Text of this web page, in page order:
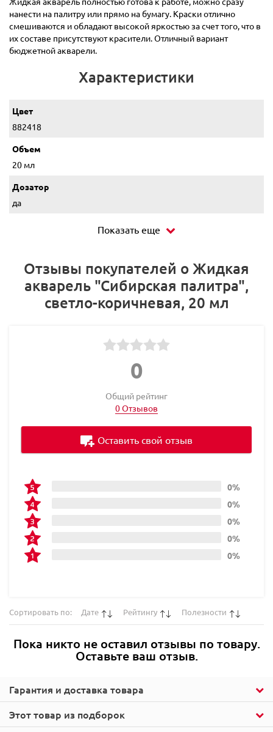
нанести на палитру или прямо на бумагу. Краски отлично
смешиваются и обладают высокой яркостью за счет того, что в
их составе присутствуют красители. Отличный вариант
бюджетной акварели.
Характеристики
Цвет
882418
Объем
20 мл
Дозатор
да
Показать еще
Этот товар из подборок
Гарантия и доставка товара
Отзывы покупателей о Жидкая
акварель "Сибирская палитра",
светло-коричневая, 20 мл
0
Общий рейтинг
0 Отзывов
0%
0%
0%
0%
0%
Оставить свой отзыв
Сортировать по: Дате Рейтингу Полезности
Пока никто не оставил отзывы по товару.
Оставьте ваш отзыв.